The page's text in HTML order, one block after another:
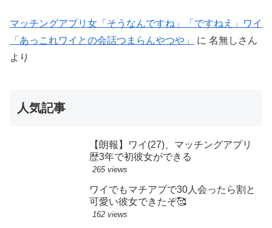
マッチングアプリ女「そうなんですね」「ですねえ」ワイ
「あっこれワイとの会話つまらんやつや」
に 名無しさん
より
人気記事
【朗報】ワイ(27)、マッチングアプリ
歴3年で初彼女ができる
265 views
ワイでもマチアプで30人会ったら割と
可愛い彼女できたぞ🥰
162 views